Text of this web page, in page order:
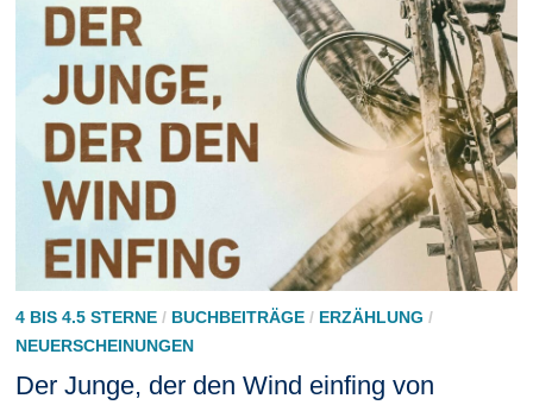
4 BIS 4.5 STERNE/ BUCHBEITRÄGE/ ERZÄHLUNG /
NEUERSCHEINUNGEN
Der Junge, der den Wind einfing von